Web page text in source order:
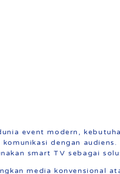
event modern,
komunikasi dengan
smart TV sebagai
media konvensional